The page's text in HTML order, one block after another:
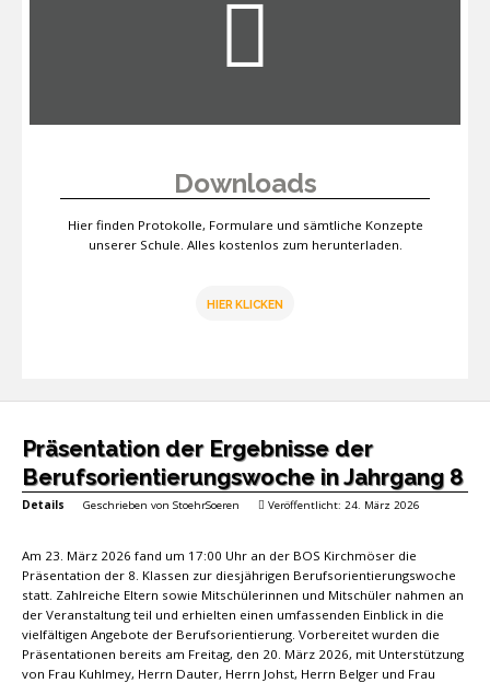
Downloads
Hier finden Protokolle, Formulare und sämtliche Konzepte
unserer Schule. Alles kostenlos zum herunterladen.
HIER KLICKEN
Präsentation der Ergebnisse der
Berufsorientierungswoche in Jahrgang 8
Details Geschrieben von StoehrSoeren Veröffentlicht: 24. März 2026
Am 23. März 2026 fand um 17:00 Uhr an der BOS Kirchmöser die
Präsentation der 8. Klassen zur diesjährigen Berufsorientierungswoche
statt. Zahlreiche Eltern sowie Mitschülerinnen und Mitschüler nahmen an
der Veranstaltung teil und erhielten einen umfassenden Einblick in die
vielfältigen Angebote der Berufsorientierung. Vorbereitet wurden die
Präsentationen bereits am Freitag, den 20. März 2026, mit Unterstützung
von Frau Kuhlmey, Herrn Dauter, Herrn Johst, Herrn Belger und Frau